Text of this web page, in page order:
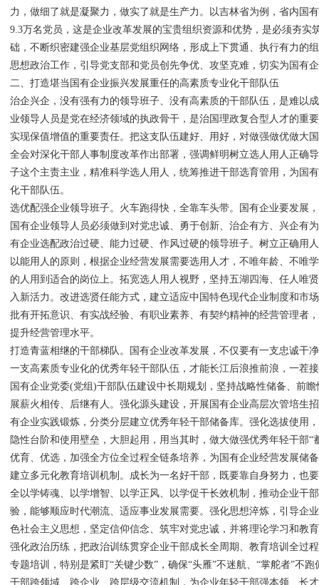
力，做细了就是凝聚力，做实了就是生产力。以吉林省为例，省内国
9.3万名党员，这是企业改革发展的宝贵组织资源和优势，是必须夯实
础，不断织密建强企业基层党组织网络，形成上下贯通、执行有力的
思想政治工作，引导党支部和党员创先争优、攻坚克难，切实为国有
二、打造堪当国有企业振兴发展重任的高素质专业化干部队伍
治企兴企，没有强有力的领导班子、没有高素质的干部队伍，是难以
业领导人员是党在经济领域的执政骨干，是治国理政复合型人才的重
实现保值增值的重要责任。把这支队伍建好、用好，对做强做优做大
全会对深化干部人事制度改革作出部署，强调鲜明树立选人用人正确
子这个主责主业，精准科学选人用人，统筹推进干部选育管用，为国
化干部队伍。
选优配强企业领导班子。火车跑得快，全靠车头带。国有企业要发展
国有企业领导人员必须做到对党忠诚、勇于创新、治企有方、兴企有
有企业选配政治过硬、能力过硬、作风过硬的领导班子。树立正确用
以能用人的原则，根据企业经营发展需要选用人才，不唯年龄、不唯
的人用到适合的岗位上。拓宽选人用人视野，坚持五湖四海、任人唯
入新活力。改进选贤任能方式，建立适应中国特色现代企业制度和市
批有开拓意识、有实战经验、有职业素养、有契约精神的经营管理者
提升经营管理水平。
打造青蓝相继的干部梯队。国有企业改革发展，不仅要有一支忠诚干
一支高素质专业化的优秀年轻干部队伍，才能长江后浪推前浪，一茬
国有企业党委(党组)干部队伍建设中长期规划，坚持战略性储备、前
展薪火相传、后继有人。强化源头建设，开展国有企业高层次管培生
有企业实践锻炼，分类分层建立优秀年轻干部储备库。强化选拔使用
隐性台阶和使用壁垒，大胆起用，用当其时，做大做强优秀年轻干部“
优育、优选，加强全方位全过程全链条培养，为国有企业经营发展储
建立多元化教育培训机制。成长为一名好干部，既要靠自身努力，也
全以学铸魂、以学增智、以学正风、以学促干长效机制，推动企业干
验，能够顺应时代潮流、适应事业发展需要。强化思想淬炼，引导企
色社会主义思想，坚定信仰信念、筑牢对党忠诚，并将理论学习和教
强化政治历练，把政治训练贯穿企业干部成长全周期、教育培训全过
专题培训，特别是紧盯“关键少数”，确保“头雁”不迷航、“掌舵者”不
干部跨领域、跨企业、跨层级交流机制，为企业年轻干部强本领、长